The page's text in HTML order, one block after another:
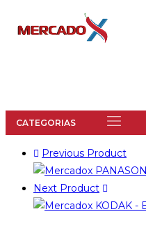
Previous Product
Next Product